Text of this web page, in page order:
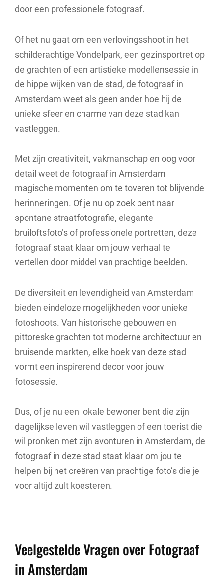
door een professionele fotograaf.
Of het nu gaat om een verlovingsshoot in het
schilderachtige Vondelpark, een gezinsportret op
de grachten of een artistieke modellensessie in
de hippe wijken van de stad, de fotograaf in
Amsterdam weet als geen ander hoe hij de
unieke sfeer en charme van deze stad kan
vastleggen.
Met zijn creativiteit, vakmanschap en oog voor
detail weet de fotograaf in Amsterdam
magische momenten om te toveren tot blijvende
herinneringen. Of je nu op zoek bent naar
spontane straatfotografie, elegante
bruiloftsfoto’s of professionele portretten, deze
fotograaf staat klaar om jouw verhaal te
vertellen door middel van prachtige beelden.
De diversiteit en levendigheid van Amsterdam
bieden eindeloze mogelijkheden voor unieke
fotoshoots. Van historische gebouwen en
pittoreske grachten tot moderne architectuur en
bruisende markten, elke hoek van deze stad
vormt een inspirerend decor voor jouw
fotosessie.
Dus, of je nu een lokale bewoner bent die zijn
dagelijkse leven wil vastleggen of een toerist die
wil pronken met zijn avonturen in Amsterdam, de
fotograaf in deze stad staat klaar om jou te
helpen bij het creëren van prachtige foto’s die je
voor altijd zult koesteren.
Veelgestelde Vragen over Fotograaf
in Amsterdam